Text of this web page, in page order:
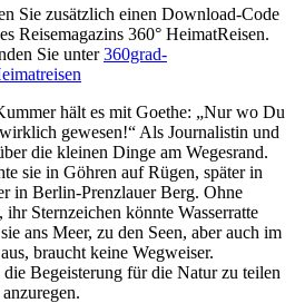
Sie zusätzlich einen Download-Code
Reisemagazins 360° HeimatReisen.
Sie unter360grad-
hält es mit Goethe: „Nur wo Du
gewesen!“ Als Journalistin und
die kleinen Dinge am Wegesrand.
sie in Göhren auf Rügen, später in
in Berlin-Prenzlauer Berg. Ohne
Sternzeichen könnte Wasserratte
ans Meer, zu den Seen, aber auch im
braucht keine Wegweiser.
Begeisterung für die Natur zu teilen